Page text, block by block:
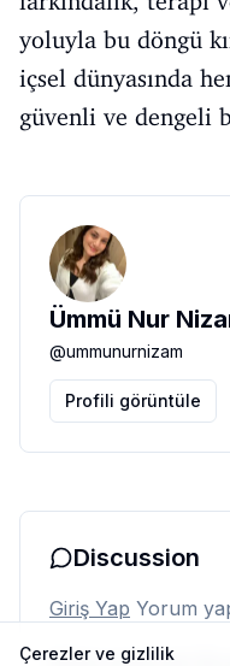
yoluyla bu döngü
içsel dünyasında
güvenli ve dengeli
Ümmü Nur
@ummunurnizam
Profili görüntüle
Discussion
Giriş Yap Yorum
Çerezler ve gizlilik